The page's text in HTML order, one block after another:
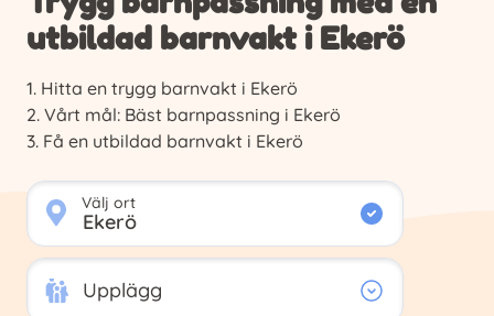
utbildad barnvakt i Ekerö
Hitta en trygg barnvakt i Ekerö
Vårt mål: Bäst barnpassning i Ekerö
Få en utbildad barnvakt i Ekerö
Välj ort
Upplägg
Upplägg